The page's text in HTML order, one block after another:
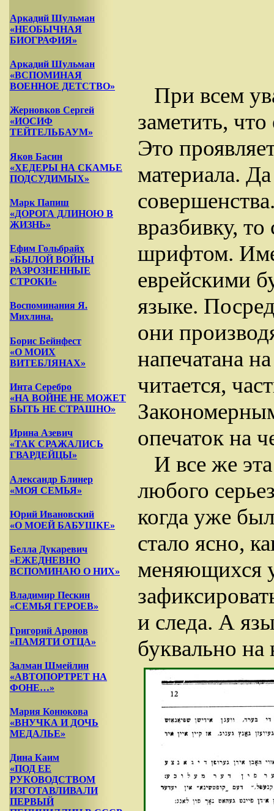
Аркадий Шульман
«НЕОБЫЧНАЯ
БИОГРАФИЯ»
Аркадий Шульман
«ВСПОМИНАЯ
ВОЕННОЕ ДЕТСТВО»
Жерновков Сергей
«ИОСИФ
ТЕЙТЕЛЬБАУМ»
Яков Басин
«ХЕДЕРЫ НА СКАМЬЕ
ПОДСУДИМЫХ»
Марк Папиш
«ДОРОГА ДЛИНОЮ В
ЖИЗНЬ»
Ефим Гольбрайх
«БЫЛОЙ ВОЙНЫ
РАЗРОЗНЕННЫЕ
СТРОКИ»
Воспоминания Я.
Михлина.
Борис Бейнфест
«О МОИХ
ВИТЕБЛЯНАХ»
Инта Серебро
«НА ВОЙНЕ НЕ МОЖЕТ
БЫТЬ НЕ СТРАШНО»
Ирина Азевич
«ТАК СРАЖАЛИСЬ
ГВАРДЕЙЦЫ»
Александр Блинер
«МОЯ СЕМЬЯ»
Юрий Ивановский
«О МОЕЙ БАБУШКЕ»
Белла Дукаревич
«ЕЖЕДНЕВНО
ВСПОМИНАЮ О НИХ»
Владимир Пескин
«СЕМЬЯ ГЕРОЕВ»
Григорий Аронов
«ПАМЯТИ ОТЦА»
Залман Шмейлин
«АВТОПОРТРЕТ НА
ФОНЕ…»
Мария Конюкова
«ВНУЧКА И ДОЧЬ
МЕДАЛЬЕ»
Дина Каим
«ПОД ЕЕ
РУКОВОДСТВОМ
ИЗГОТАВЛИВАЛИ
ПЕРВЫЙ
При всем
заметить,
Это
материала.
вразбивку,
шрифтом.
еврейскими
языке.
они
напечатана
читается,
опечаток на
И все же
любого
когда уже
стало ясно,
меняющихся
и следа. А
буквально